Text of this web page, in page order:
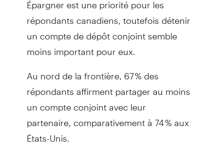
répondants canadiens, toutefois détenir
un compte de dépôt conjoint semble
moins important pour eux.
Au nord de la frontière, 67 % des
répondants affirment partager au moins
un compte conjoint avec leur
partenaire, comparativement à 74 % aux
États-Unis.